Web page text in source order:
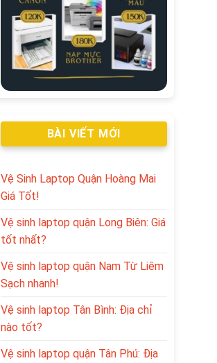
BÀI VIẾT MỚI
Vệ Sinh Laptop Quận Hoàng Mai
Giá Tốt!
Vệ sinh laptop quận Long Biên: Giá
tốt nhất?
Vệ sinh laptop quận Nam Từ Liêm
Sạch nhanh!
Vệ sinh laptop Tân Bình: Địa chỉ
nào tốt?
Vệ sinh laptop quận Tân Phú: Địa